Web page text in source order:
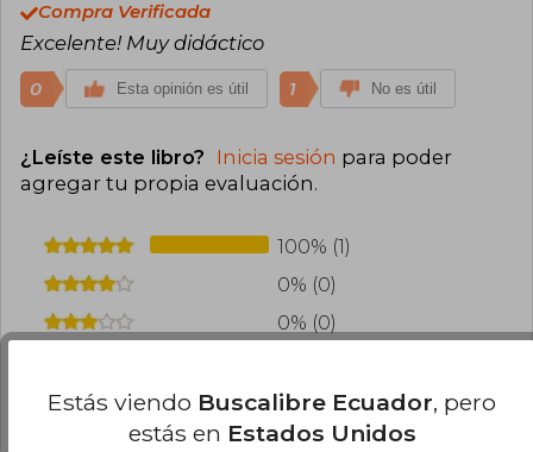
Compra Verificada
Excelente! Muy didáctico
0 Esta opinión es útil 1 No es útil
¿Leíste este libro? Inicia sesión para poder
agregar tu propia evaluación.
100% (1)
0% (0)
0% (0)
0% (0)
Estás viendo Buscalibre Ecuador, pero
estás en Estados Unidos